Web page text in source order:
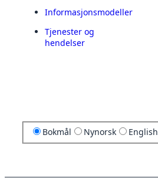
Informasjonsmodeller
Tjenester og
hendelser
Bokmål Nynorsk English